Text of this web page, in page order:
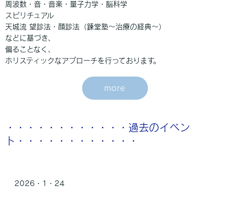
周波数・音・音楽・量子力学・脳科学
スピリチュアル
天城流 望診法・顔診法（錬堂塾～治療の経典～）
などに基づき、
偏ることなく、
ホリスティックなアプローチを行っております。
more
・・・・・・・・・・・・過去のイベン
ト・・・・・・・・・・・・
2026・1・24